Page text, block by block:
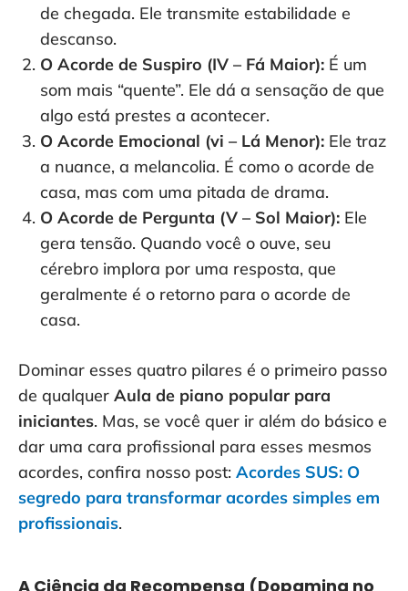
de chegada. Ele transmite estabilidade e
descanso.
O Acorde de Suspiro (IV – Fá Maior): É um
som mais “quente”. Ele dá a sensação de que
algo está prestes a acontecer.
O Acorde Emocional (vi – Lá Menor): Ele traz
a nuance, a melancolia. É como o acorde de
casa, mas com uma pitada de drama.
O Acorde de Pergunta (V – Sol Maior): Ele
gera tensão. Quando você o ouve, seu
cérebro implora por uma resposta, que
geralmente é o retorno para o acorde de
casa.
Dominar esses quatro pilares é o primeiro passo
de qualquer Aula de piano popular para
iniciantes. Mas, se você quer ir além do básico e
dar uma cara profissional para esses mesmos
acordes, confira nosso post: Acordes SUS: O
segredo para transformar acordes simples em
profissionais.
A Ciência da Recompensa (Dopamina no